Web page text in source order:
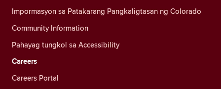
Impormasyon sa Patakarang Pangkaligtasan ng Colorado
Community Information
Pahayag tungkol sa Accessibility
Careers
Careers Portal